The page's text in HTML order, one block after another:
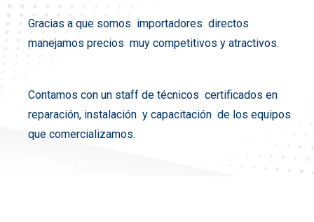
Gracias a que somos importadores directos
manejamos precios muy competitivos y atractivos.
Contamos con un staff de técnicos certificados en
reparación, instalación y capacitación de los equipos
que comercializamos.